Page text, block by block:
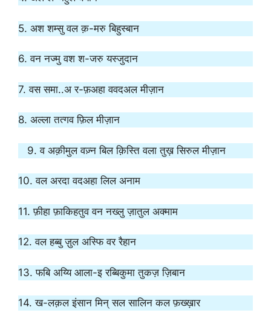
5. अश शम्सु वल क़-मरु बिहुस्बान
6. वन नज्मु वश श-जरु यस्जुदान
7. वस समा..अ र-फ़अहा ववदअल मीज़ान
8. अल्ला तत्गव फ़िल मीज़ान
9. व अक़ीमुल वज़्न बिल क़िस्ति वला तुख़ सिरुल मीज़ान
10. वल अरदा वदअहा लिल अनाम
11. फ़ीहा फ़ाकिहतुव वन नख्लु ज़ातुल अक्माम
12. वल हब्बु ज़ुल अस्फि वर रैहान
13. फबि अय्यि आला-इ रब्बिकुमा तुकज़ ज़िबान
14. ख-लक़ल इंसान मिन् सल सालिन कल फ़ख्ख़ार